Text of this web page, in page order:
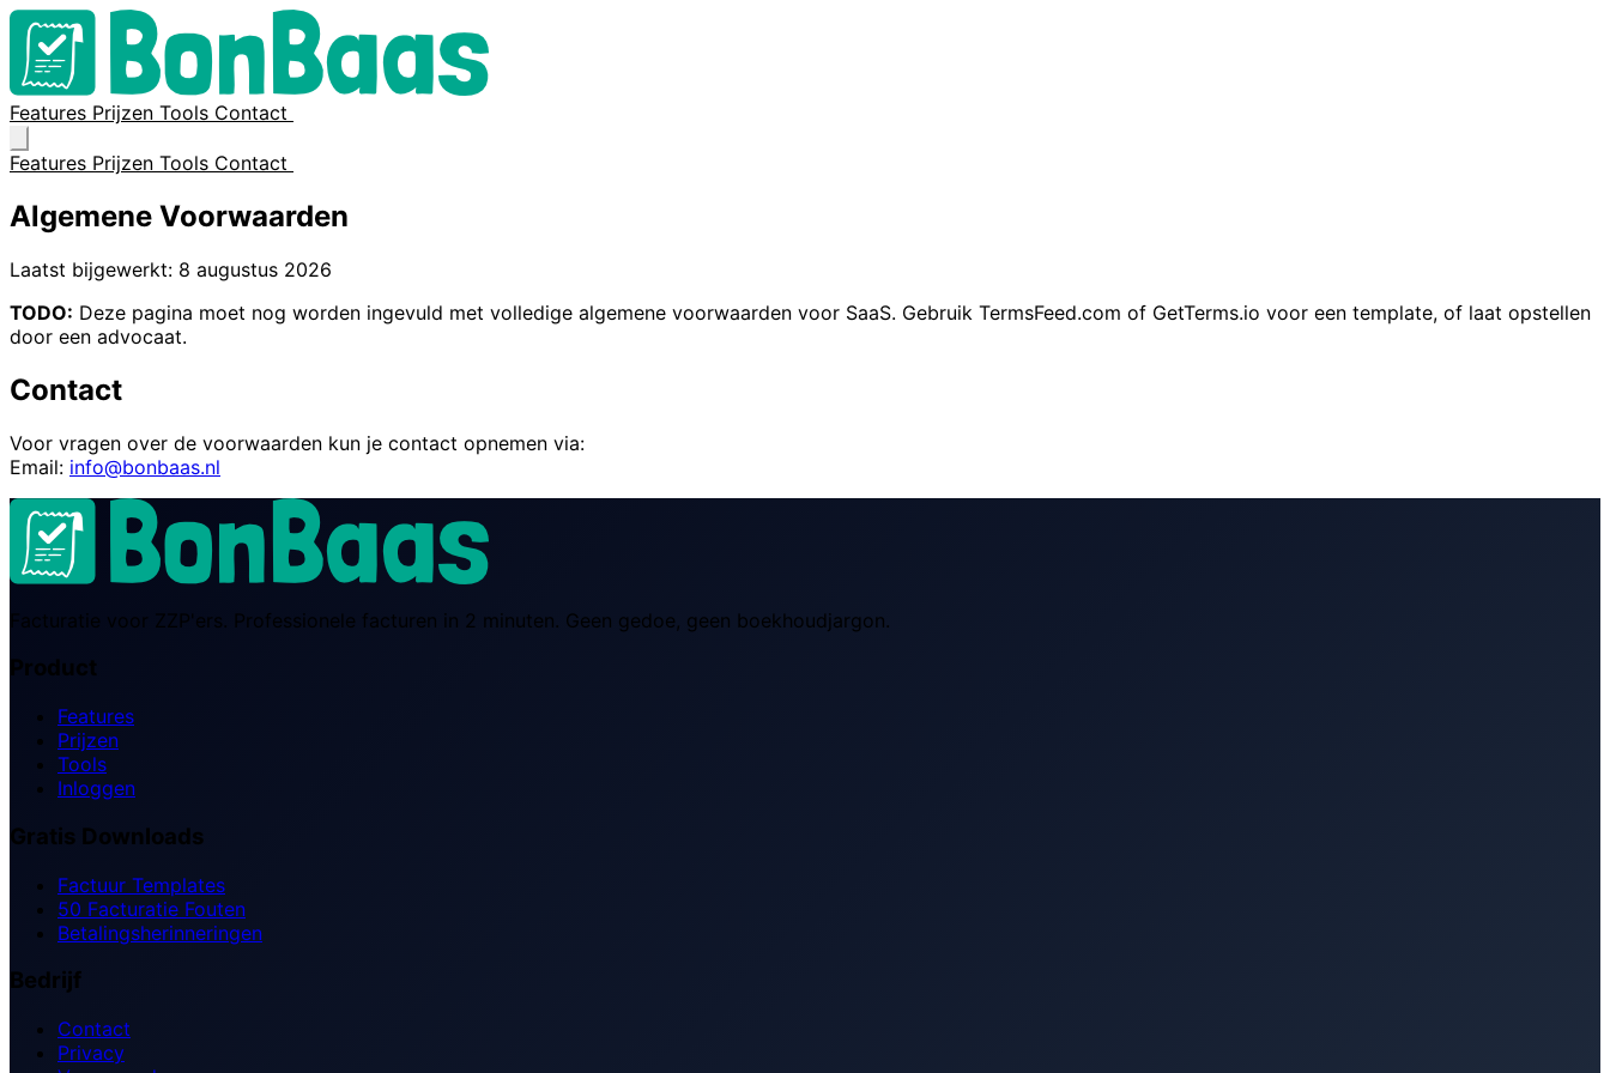
Features Prijzen Tools Contact
Features Prijzen Tools Contact
Algemene Voorwaarden
Laatst bijgewerkt: 8 augustus 2026
TODO: Deze pagina moet nog worden ingevuld met volledige algemene voorwaarden voor SaaS. Gebruik TermsFeed.com of GetTerms.io voor een template, of laat opstellen
door een advocaat.
Contact
Voor vragen over de voorwaarden kun je contact opnemen via:
Email: info@bonbaas.nl
Facturatie voor ZZP'ers. Professionele facturen in 2 minuten. Geen gedoe, geen boekhoudjargon.
Product
Features
Prijzen
Tools
Inloggen
Gratis Downloads
Factuur Templates
50 Facturatie Fouten
Betalingsherinneringen
Bedrijf
Contact
Privacy